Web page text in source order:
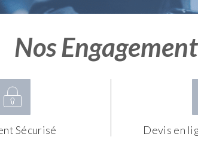
Nos
Sécurisé Devis en